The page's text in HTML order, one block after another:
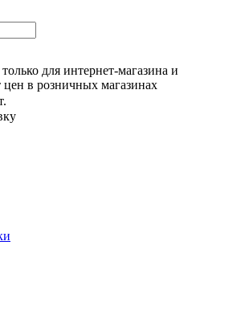
для интернет-магазина и
цен в розничных магазинах